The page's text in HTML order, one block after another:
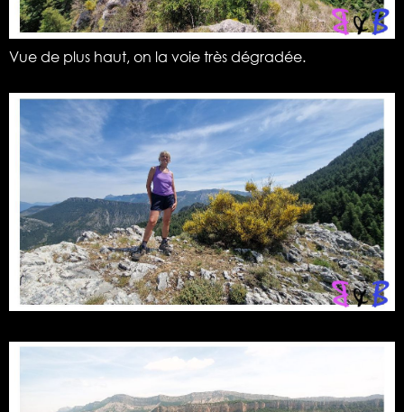
Vue de plus haut, on la voie très dégradée.